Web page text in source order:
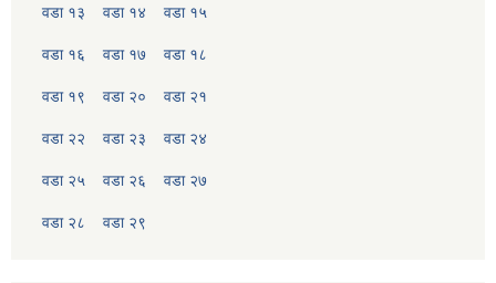
वडा १३ वडा १४ वडा १५
वडा १६ वडा १७ वडा १८
वडा १९ वडा २० वडा २१
वडा २२ वडा २३ वडा २४
वडा २५ वडा २६ वडा २७
वडा २८ वडा २९